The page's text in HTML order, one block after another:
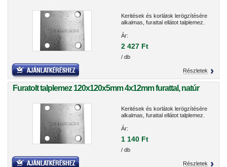
Keritések és korlátok lerögzítésére
alkalmas, furattal ellátot talplemez.
Ár:
2 427 Ft
/ db
Részletek
Furatolt talplemez 120x120x5mm 4x12mm furattal, natúr
Keritések és korlátok lerögzítésére
alkalmas, furattal ellátot talplemez.
Ár:
1 140 Ft
/ db
Részletek